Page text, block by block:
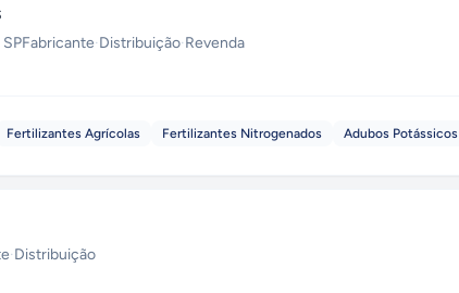
SPFabricante·Distribuição·Revenda
Fertilizantes Agrícolas Fertilizantes Nitrogenados Adubos Potássicos
·Distribuição